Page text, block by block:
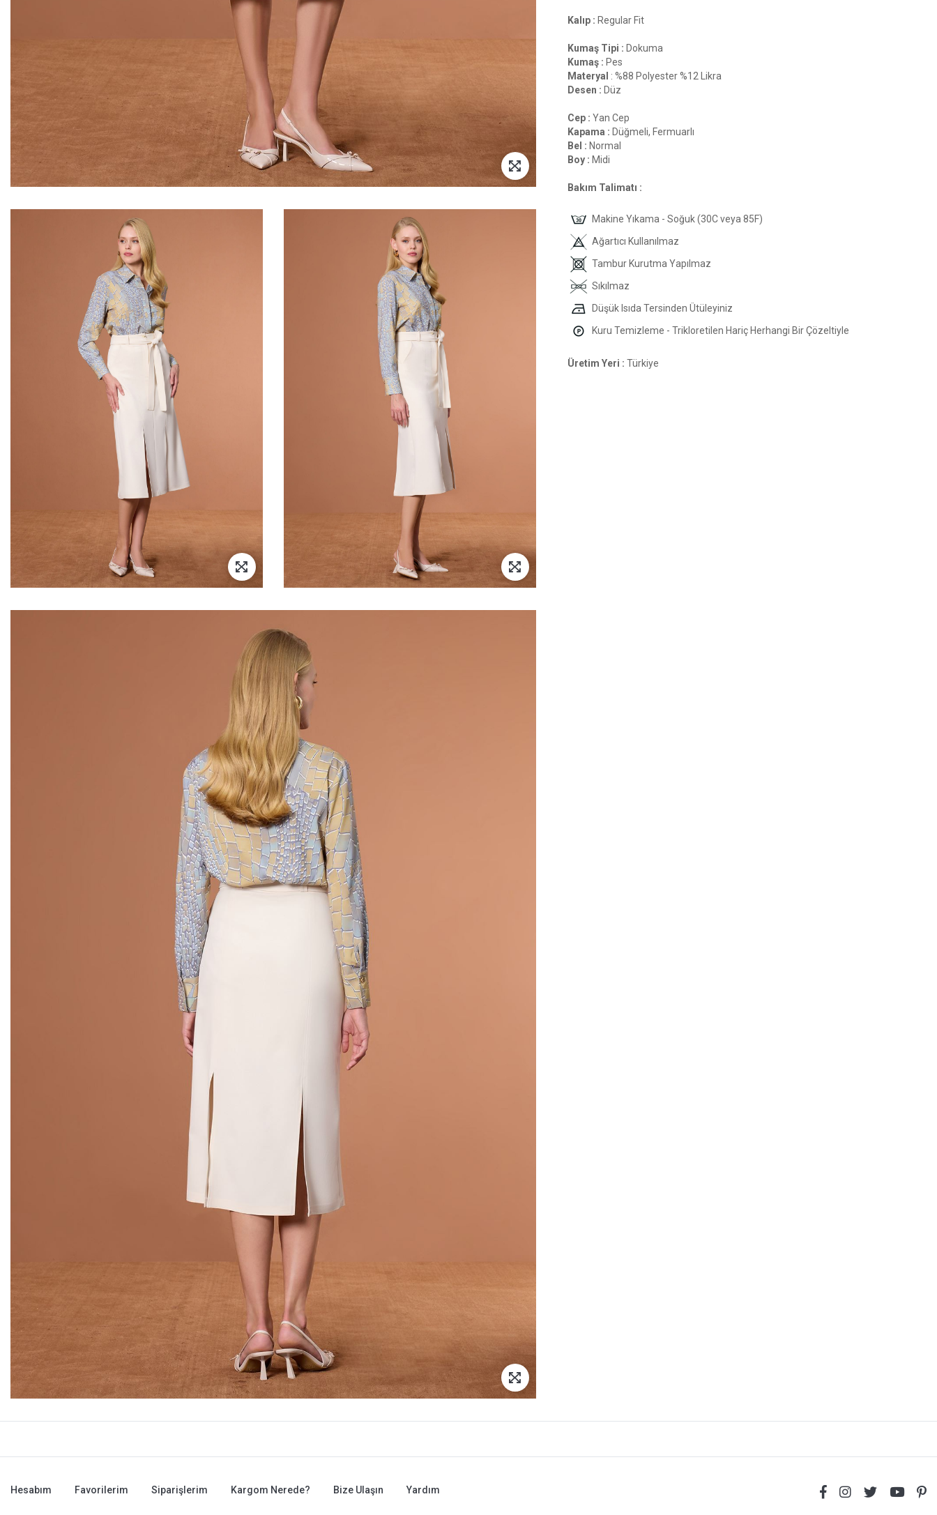
Kalıp : Regular Fit
Kumaş Tipi : Dokuma
Kumaş : Pes
Materyal : %88 Polyester %12 Likra
Desen : Düz
Cep : Yan Cep
Kapama : Düğmeli, Fermuarlı
Bel : Normal
Boy : Midi
Bakım Talimatı :
Makine Yıkama - Soğuk (30C veya 85F)
Ağartıcı Kullanılmaz
Tambur Kurutma Yapılmaz
Sıkılmaz
Düşük Isıda Tersinden Ütüleyiniz
Kuru Temizleme - Trikloretilen Hariç Herhangi Bir Çözeltiyle
Üretim Yeri : Türkiye
Hesabım Favorilerim Siparişlerim Kargom Nerede? Bize Ulaşın Yardım